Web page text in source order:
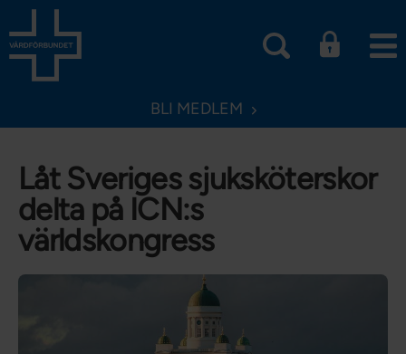
BLI MEDLEM
Låt Sveriges sjuksköterskor
delta på ICN:s
världskongress